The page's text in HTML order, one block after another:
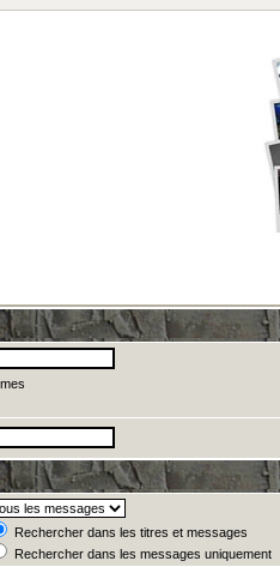
Rechercher dans les titres et messages
Rechercher dans les messages uniquement